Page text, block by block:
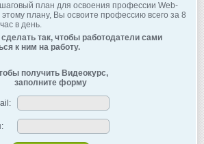
план для освоения профессии Web-
плану, Вы освоите профессию всего за 8
в день.
сделать так, чтобы работодатели сами
к ним на работу.
получить Видеокурс,
заполните форму